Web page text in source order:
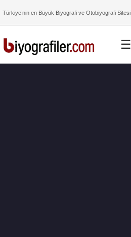
Türkiye’nin en Büyük Biyografi ve Otobiyografi Sitesi
☰